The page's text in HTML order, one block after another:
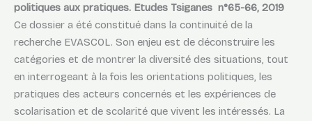
politiques aux pratiques. Etudes Tsiganes n°65-66, 2019
Ce dossier a été constitué dans la continuité de la
recherche EVASCOL. Son enjeu est de déconstruire les
catégories et de montrer la diversité des situations, tout
en interrogeant à la fois les orientations politiques, les
pratiques des acteurs concernés et les expériences de
scolarisation et de scolarité que vivent les intéressés. La